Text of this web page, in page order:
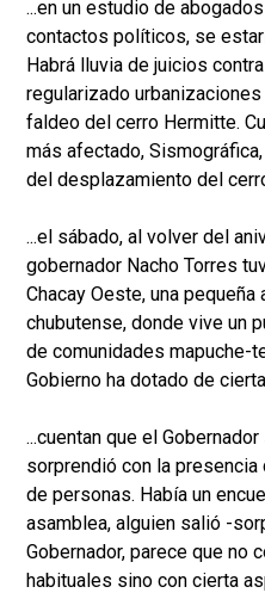
...en un estudio de
contactos políticos, se
Habrá lluvia de juicios
regularizado
faldeo del cerro Hermitte.
más afectado,
del desplazamiento del
...el sábado, al volver del
gobernador Nacho Torres
Chacay Oeste, una
chubutense, donde vive un
de comunidades mapuche-
Gobierno ha dotado de
...cuentan que el
sorprendió con la
de personas. Había un
asamblea, alguien salió -
Gobernador, parece que no
habituales sino con cierta